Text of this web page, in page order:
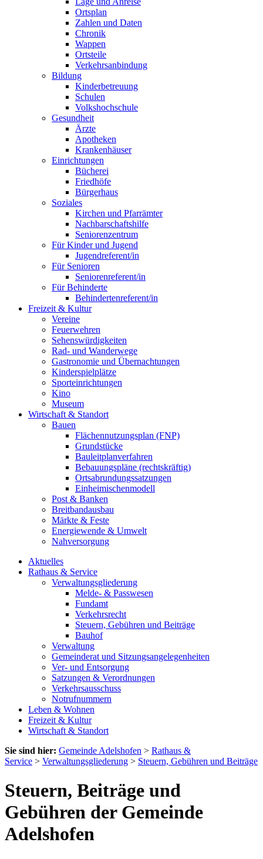
Ortsplan
Zahlen und Daten
Chronik
Wappen
Ortsteile
Verkehrsanbindung
Bildung
Kinderbetreuung
Schulen
Volkshochschule
Gesundheit
Ärzte
Apotheken
Krankenhäuser
Einrichtungen
Bücherei
Friedhöfe
Bürgerhaus
Soziales
Kirchen und Pfarrämter
Nachbarschaftshilfe
Seniorenzentrum
Für Kinder und Jugend
Jugendreferent/in
Für Senioren
Seniorenreferent/in
Für Behinderte
Behindertenreferent/in
Freizeit & Kultur
Vereine
Feuerwehren
Sehenswürdigkeiten
Rad- und Wanderwege
Gastronomie und Übernachtungen
Kinderspielplätze
Sporteinrichtungen
Kino
Museum
Wirtschaft & Standort
Bauen
Flächennutzungsplan (FNP)
Grundstücke
Bauleitplanverfahren
Bebauungspläne (rechtskräftig)
Ortsabrundungssatzungen
Einheimischenmodell
Post & Banken
Breitbandausbau
Märkte & Feste
Energiewende & Umwelt
Nahversorgung
Aktuelles
Rathaus & Service
Verwaltungsgliederung
Melde- & Passwesen
Fundamt
Verkehrsrecht
Steuern, Gebühren und Beiträge
Bauhof
Verwaltung
Gemeinderat und Sitzungsangelegenheiten
Ver- und Entsorgung
Satzungen & Verordnungen
Verkehrsausschuss
Notrufnummern
Leben & Wohnen
Freizeit & Kultur
Wirtschaft & Standort
Sie sind hier: Gemeinde Adelshofen > Rathaus &
Service > Verwaltungsgliederung > Steuern, Gebühren und Beiträge
Steuern, Beiträge und
Gebühren der Gemeinde
Adelshofen